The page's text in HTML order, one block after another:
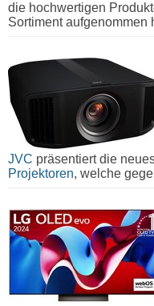
die hochwertigen
Sortiment aufgenommen
JVC präsentiert die
Projektoren, welche